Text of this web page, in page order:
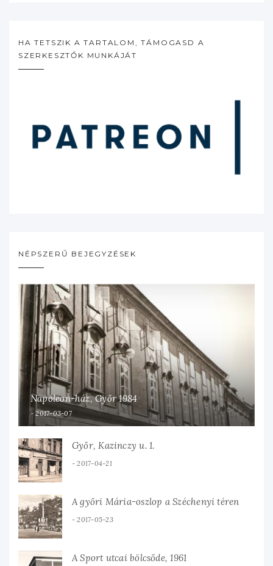
HA TETSZIK A TARTALOM, TÁMOGASD A
SZERKESZTŐK MUNKÁJÁT
NÉPSZERŰ BEJEGYZÉSEK
Napóleon-ház, Győr 1984
2017-03-07
Győr, Kazinczy u. 1.
2017-04-21
A győri Mária-oszlop a Széchenyi téren
2017-05-23
A Sport utcai bölcsőde, 1961